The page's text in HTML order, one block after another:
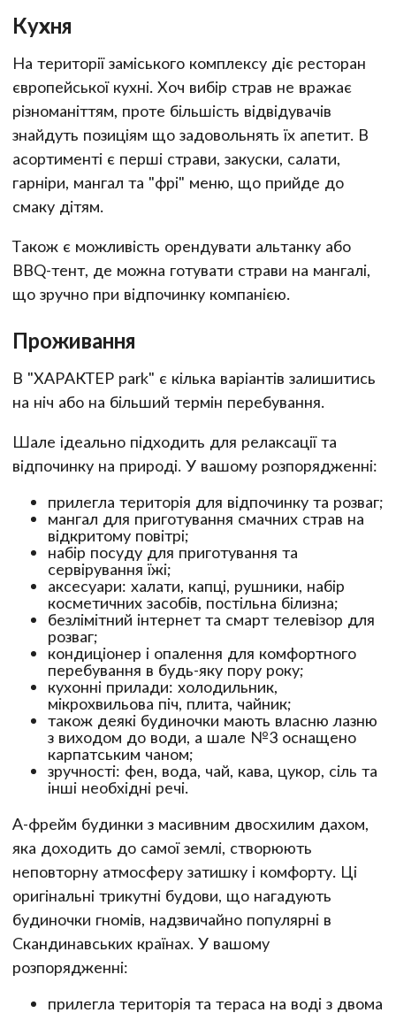
Кухня
На території заміського комплексу діє ресторан
європейської кухні. Хоч вибір страв не вражає
різноманіттям, проте більшість відвідувачів
знайдуть позиціям що задовольнять їх апетит. В
асортименті є перші страви, закуски, салати,
гарніри, мангал та "фрі" меню, що прийде до
смаку дітям.
Також є можливість орендувати альтанку або
BBQ-тент, де можна готувати страви на мангалі,
що зручно при відпочинку компанією.
Проживання
В "ХАРАКТЕР park" є кілька варіантів залишитись
на ніч або на більший термін перебування.
Шале ідеально підходить для релаксації та
відпочинку на природі. У вашому розпорядженні:
прилегла територія для відпочинку та розваг;
мангал для приготування смачних страв на
відкритому повітрі;
набір посуду для приготування та
сервірування їжі;
аксесуари: халати, капці, рушники, набір
косметичних засобів, постільна білизна;
безлімітний інтернет та смарт телевізор для
розваг;
кондиціонер і опалення для комфортного
перебування в будь-яку пору року;
кухонні прилади: холодильник,
мікрохвильова піч, плита, чайник;
також деякі будиночки мають власню лазню
з виходом до води, а шале №3 оснащено
карпатським чаном;
зручності: фен, вода, чай, кава, цукор, сіль та
інші необхідні речі.
А-фрейм будинки з масивним двосхилим дахом,
яка доходить до самої землі, створюють
неповторну атмосферу затишку і комфорту. Ці
оригінальні трикутні будови, що нагадують
будиночки гномів, надзвичайно популярні в
Скандинавських країнах. У вашому
розпорядженні:
прилегла територія та тераса на воді з двома